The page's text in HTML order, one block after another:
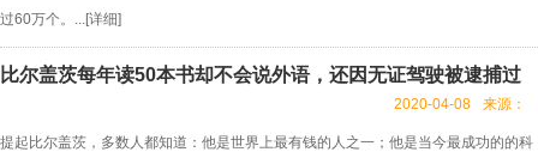
过60万个。...[详细]
比尔盖茨每年读50本书却不会说外语，还因无证驾驶被逮捕过
来源：
2020-04-08
提起比尔盖茨，多数人都知道：他是世界上最有钱的人之一；他是当今最成功的的科